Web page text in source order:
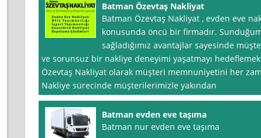
Batman Özevtaş Nakliyat
Batman Özevtaş Nakliyat , evden eve
konusunda öncü bir firmadır.
sağladığımız avantajlar sayesinde
ve sorunsuz bir nakliye deneyimi yaşatmayı
Özevtaş Nakliyat olarak müşteri memnuniyetini her
Nakliye sürecinde müşterilerimizle yakından
Batman evden eve taşıma
Batman nur evden eve taşıma